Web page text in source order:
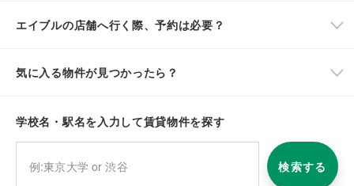
エイブルの店舗へ行く際、予約は必要？
気に入る物件が見つかったら？
学校名・駅名を入力して賃貸物件を探す
検索する